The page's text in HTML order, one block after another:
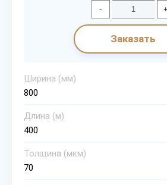
- +
Заказать
Ширина (мм)
800
Длина (м)
400
Толщина (мкм)
70